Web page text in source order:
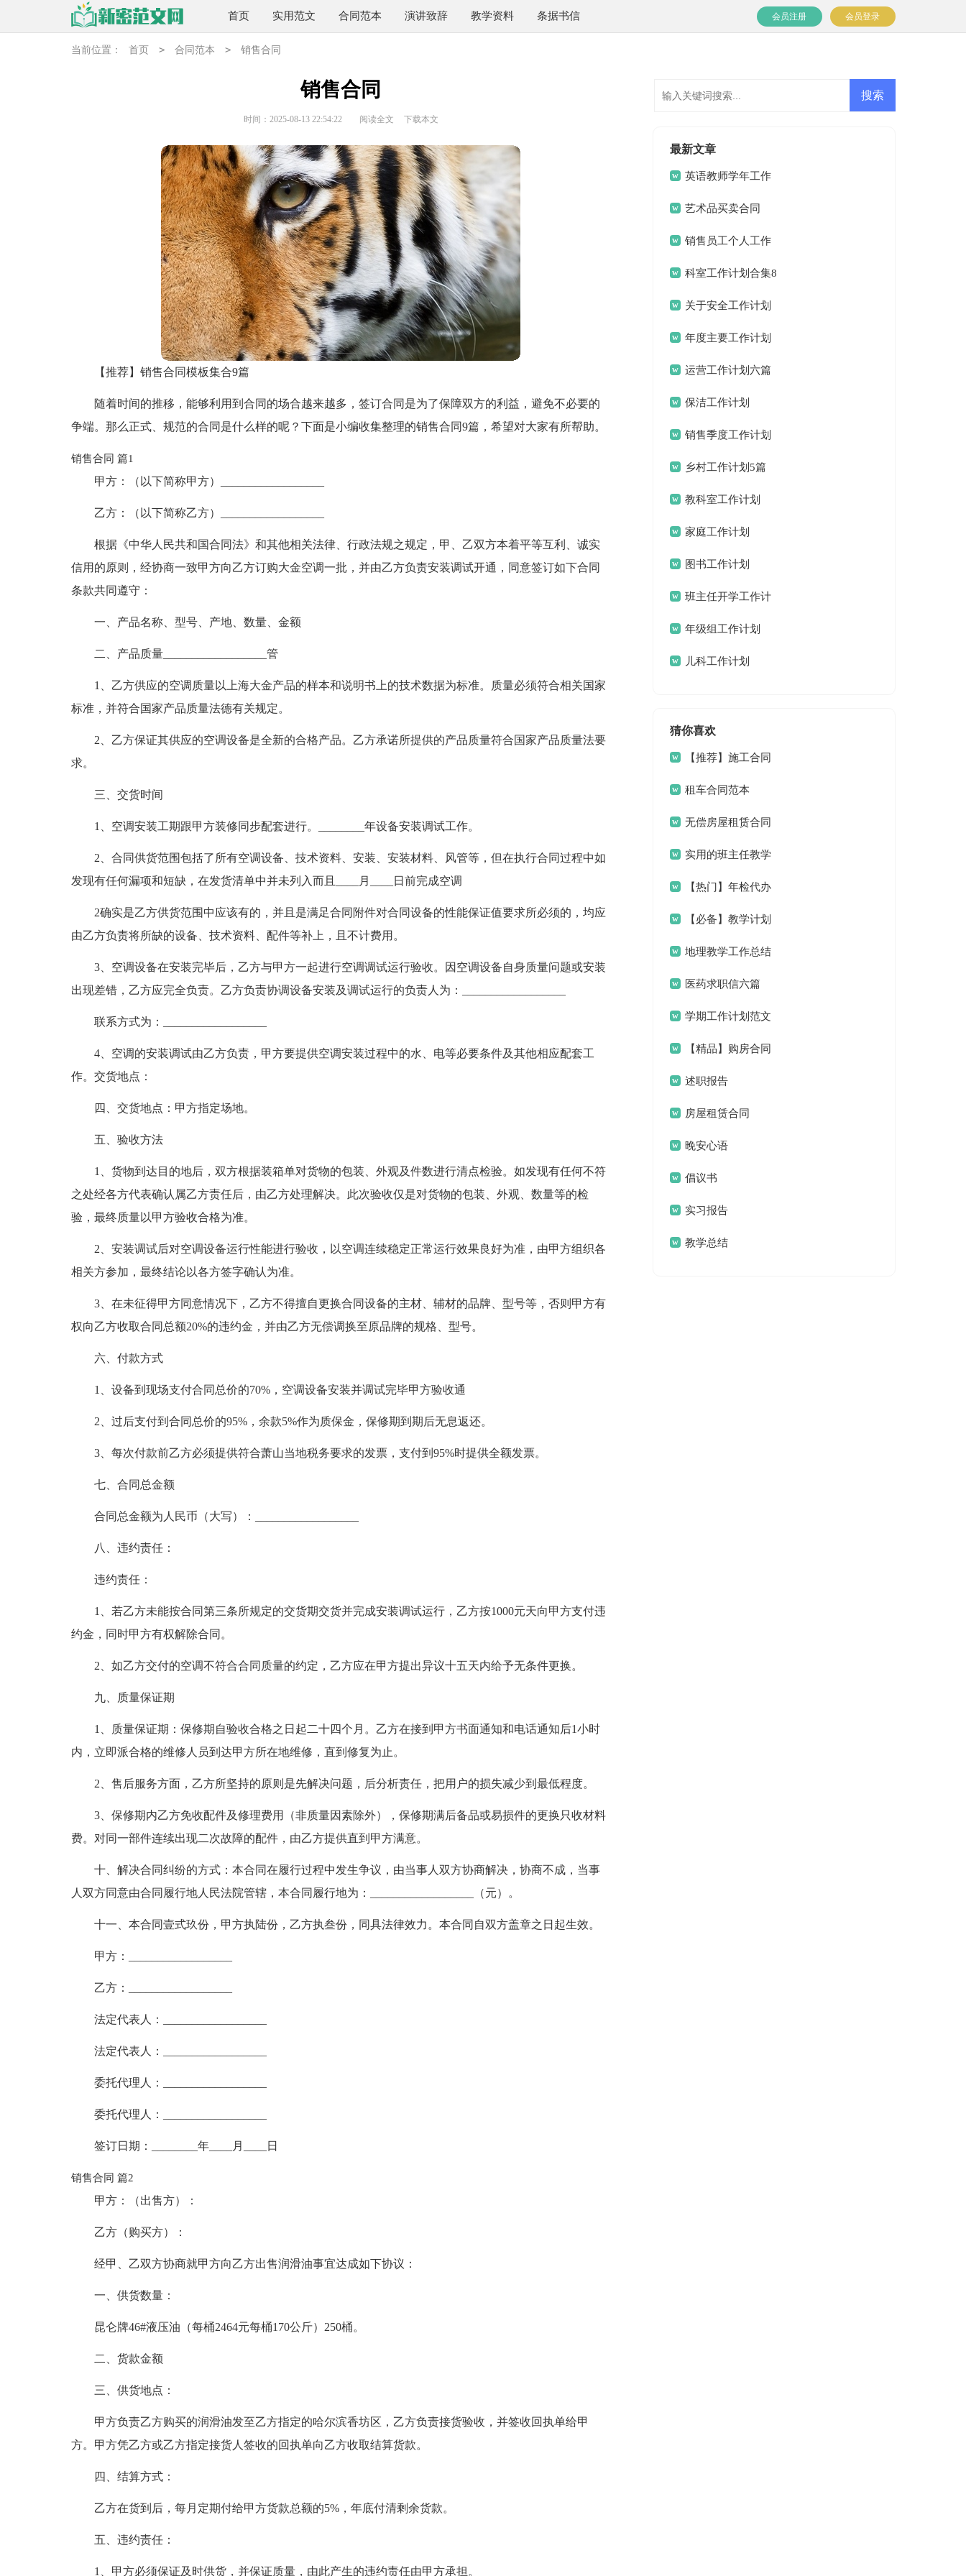
首页 实用范文 合同范本 演讲致辞 教学资料 条据书信 会员登录
会员注册
当前位置： 首页 > 合同范本 > 销售合同
销售合同
时间：2025-08-13 22:54:22 阅读全文 下载本文
【推荐】销售合同模板集合9篇
随着时间的推移，能够利用到合同的场合越来越多，签订合同是为了保障双方的利益，避免不必要的
争端。那么正式、规范的合同是什么样的呢？下面是小编收集整理的销售合同9篇，希望对大家有所帮助。
销售合同 篇1
甲方：（以下简称甲方）__________________
乙方：（以下简称乙方）__________________
根据《中华人民共和国合同法》和其他相关法律、行政法规之规定，甲、乙双方本着平等互利、诚实
信用的原则，经协商一致甲方向乙方订购大金空调一批，并由乙方负责安装调试开通，同意签订如下合同
条款共同遵守：
一、产品名称、型号、产地、数量、金额
二、产品质量__________________管
1、乙方供应的空调质量以上海大金产品的样本和说明书上的技术数据为标准。质量必须符合相关国家
标准，并符合国家产品质量法德有关规定。
2、乙方保证其供应的空调设备是全新的合格产品。乙方承诺所提供的产品质量符合国家产品质量法要
求。
三、交货时间
1、空调安装工期跟甲方装修同步配套进行。________年设备安装调试工作。
2、合同供货范围包括了所有空调设备、技术资料、安装、安装材料、风管等，但在执行合同过程中如
发现有任何漏项和短缺，在发货清单中并未列入而且____月____日前完成空调
2确实是乙方供货范围中应该有的，并且是满足合同附件对合同设备的性能保证值要求所必须的，均应
由乙方负责将所缺的设备、技术资料、配件等补上，且不计费用。
3、空调设备在安装完毕后，乙方与甲方一起进行空调调试运行验收。因空调设备自身质量问题或安装
出现差错，乙方应完全负责。乙方负责协调设备安装及调试运行的负责人为：__________________
联系方式为：__________________
4、空调的安装调试由乙方负责，甲方要提供空调安装过程中的水、电等必要条件及其他相应配套工
作。交货地点：
四、交货地点：甲方指定场地。
五、验收方法
1、货物到达目的地后，双方根据装箱单对货物的包装、外观及件数进行清点检验。如发现有任何不符
之处经各方代表确认属乙方责任后，由乙方处理解决。此次验收仅是对货物的包装、外观、数量等的检
验，最终质量以甲方验收合格为准。
2、安装调试后对空调设备运行性能进行验收，以空调连续稳定正常运行效果良好为准，由甲方组织各
相关方参加，最终结论以各方签字确认为准。
3、在未征得甲方同意情况下，乙方不得擅自更换合同设备的主材、辅材的品牌、型号等，否则甲方有
权向乙方收取合同总额20%的违约金，并由乙方无偿调换至原品牌的规格、型号。
六、付款方式
1、设备到现场支付合同总价的70%，空调设备安装并调试完毕甲方验收通
2、过后支付到合同总价的95%，余款5%作为质保金，保修期到期后无息返还。
3、每次付款前乙方必须提供符合萧山当地税务要求的发票，支付到95%时提供全额发票。
七、合同总金额
合同总金额为人民币（大写）：__________________
八、违约责任：
违约责任：
1、若乙方未能按合同第三条所规定的交货期交货并完成安装调试运行，乙方按1000元天向甲方支付违
约金，同时甲方有权解除合同。
2、如乙方交付的空调不符合合同质量的约定，乙方应在甲方提出异议十五天内给予无条件更换。
九、质量保证期
1、质量保证期：保修期自验收合格之日起二十四个月。乙方在接到甲方书面通知和电话通知后1小时
内，立即派合格的维修人员到达甲方所在地维修，直到修复为止。
2、售后服务方面，乙方所坚持的原则是先解决问题，后分析责任，把用户的损失减少到最低程度。
3、保修期内乙方免收配件及修理费用（非质量因素除外），保修期满后备品或易损件的更换只收材料
费。对同一部件连续出现二次故障的配件，由乙方提供直到甲方满意。
十、解决合同纠纷的方式：本合同在履行过程中发生争议，由当事人双方协商解决，协商不成，当事
人双方同意由合同履行地人民法院管辖，本合同履行地为：__________________（元）。
十一、本合同壹式玖份，甲方执陆份，乙方执叁份，同具法律效力。本合同自双方盖章之日起生效。
甲方：__________________
乙方：__________________
法定代表人：__________________
法定代表人：__________________
委托代理人：__________________
委托代理人：__________________
签订日期：________年____月____日
销售合同 篇2
甲方：（出售方）：
乙方（购买方）：
经甲、乙双方协商就甲方向乙方出售润滑油事宜达成如下协议：
一、供货数量：
昆仑牌46#液压油（每桶2464元每桶170公斤）250桶。
二、货款金额
三、供货地点：
甲方负责乙方购买的润滑油发至乙方指定的哈尔滨香坊区，乙方负责接货验收，并签收回执单给甲
方。甲方凭乙方或乙方指定接货人签收的回执单向乙方收取结算货款。
四、结算方式：
乙方在货到后，每月定期付给甲方货款总额的5%，年底付清剩余货款。
五、违约责任：
1、甲方必须保证及时供货，并保证质量，由此产生的违约责任由甲方承担。
最新文章
英语教师学年工作
计划艺术品买卖合同
销售员工个人工作
计划科室工作计划合集8
篇 关于安全工作计划
锦集十篇
年度主要工作计划
三篇运营工作计划六篇
保洁工作计划
销售季度工作计划
15篇乡村工作计划5篇
教科室工作计划
家庭工作计划
图书工作计划
班主任开学工作计
划 年级组工作计划
儿科工作计划
猜你喜欢
【推荐】施工合同
集锦八篇
租车合同范本
无偿房屋租赁合同
实用的班主任教学
工作总结范文锦集9篇
【热门】年检代办
委托书3篇
【必备】教学计划
模板集锦7篇
地理教学工作总结
汇编六篇
医药求职信六篇
学期工作计划范文
合集八篇【精品】购房合同
范文合集8篇
述职报告
房屋租赁合同
晚安心语
倡议书
实习报告
教学总结